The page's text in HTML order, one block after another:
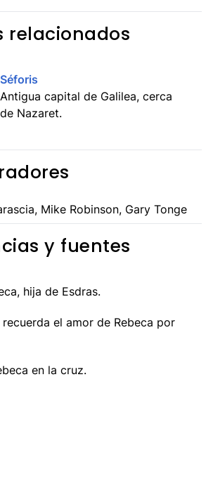
relacionados
Séforis
Antigua capital de Galilea, cerca
de Nazaret.
Mike Robinson, Gary Tonge
y fuentes
hija de Esdras.
recuerda el amor de Rebeca por
en la cruz.